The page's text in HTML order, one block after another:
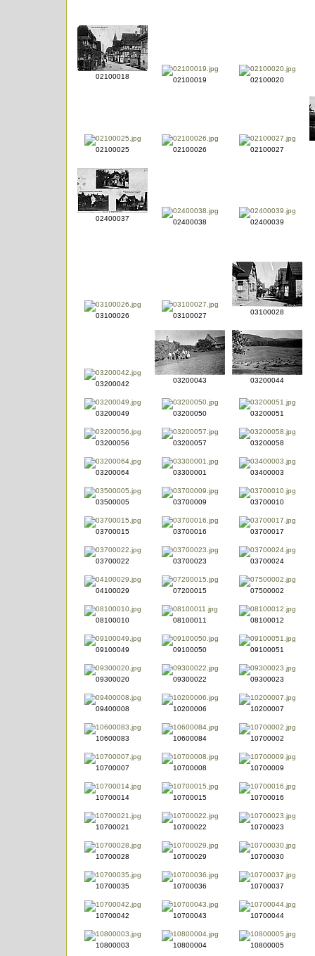
02100018 02100019 02100020
02100025 02100026 02100027
02400037 02400038 02400039
03100026 03100027 03100028
03200042 03200043 03200044
03200049 03200050 03200051
03200056 03200057 03200058
03200064 03300001 03400003
03500005 03700009 03700010
03700015 03700016 03700017
03700022 03700023 03700024
04100029 07200015 07500002
08100010 08100011 08100012
09100049 09100050 09100051
09300020 09300022 09300023
09400008 10200006 10200007
10600083 10600084 10700002
10700007 10700008 10700009
10700014 10700015 10700016
10700021 10700022 10700023
10700028 10700029 10700030
10700035 10700036 10700037
10700042 10700043 10700044
10800003 10800004 10800005